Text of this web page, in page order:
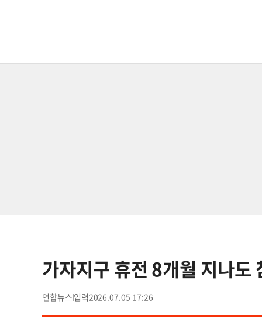
가자지구 휴전 8개월 지나
연합뉴스 2026.07.05 17:26